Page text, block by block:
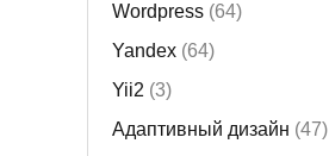
Wordpress(64)
Yandex(64)
Yii2 (3)
Адаптивный дизайн (47)